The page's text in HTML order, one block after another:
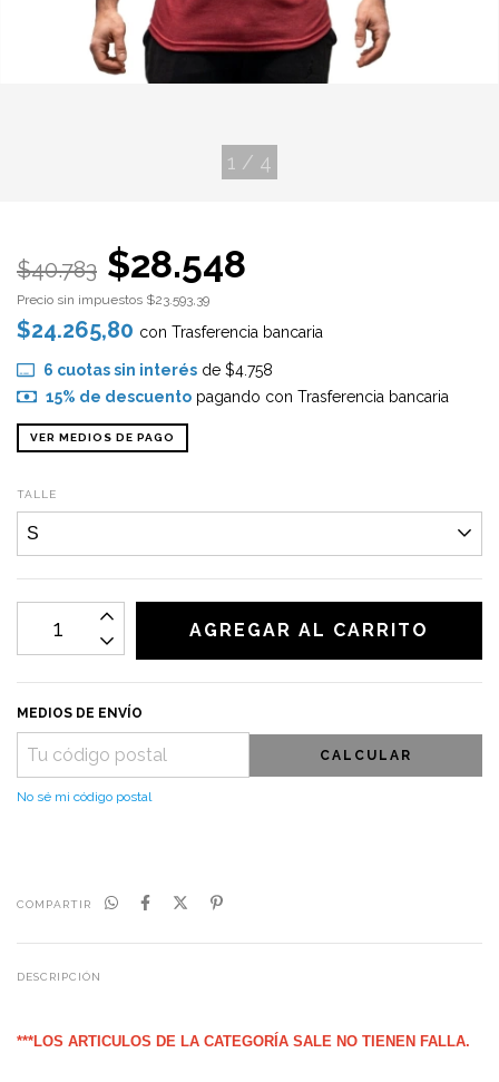
1 / 4
$40.783 $28.548
Precio sin impuestos $23.593,39
$24.265,80 con Trasferencia bancaria
6 cuotas sin interésde $4.758
15% de descuentopagando con Trasferencia bancaria
VER MEDIOS DE PAGO
TALLE
MEDIOS DE ENVÍO
CALCULAR
No sé mi código postal
COMPARTIR
DESCRIPCIÓN
***LOS ARTICULOS DE LA CATEGORÍA SALE NO TIENEN FALLA.